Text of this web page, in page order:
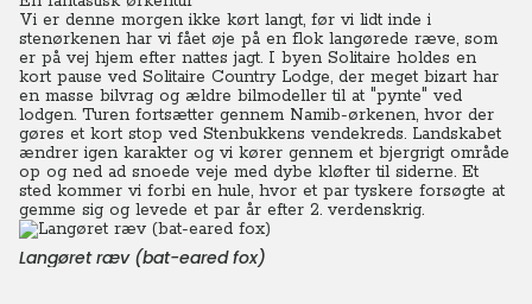
Vi er denne morgen ikke kørt langt, før vi lidt inde i
stenørkenen har vi fået øje på en flok langørede ræve, som
er på vej hjem efter nattes jagt. I byen Solitaire holdes en
kort pause ved Solitaire Country Lodge, der meget bizart har
en masse bilvrag og ældre bilmodeller til at "pynte" ved
lodgen. Turen fortsætter gennem Namib-ørkenen, hvor der
gøres et kort stop ved Stenbukkens vendekreds. Landskabet
ændrer igen karakter og vi kører gennem et bjergrigt område
op og ned ad snoede veje med dybe kløfter til siderne. Et
sted kommer vi forbi en hule, hvor et par tyskere forsøgte at
gemme sig og levede et par år efter 2. verdenskrig.
Langøret ræv (bat-eared fox)